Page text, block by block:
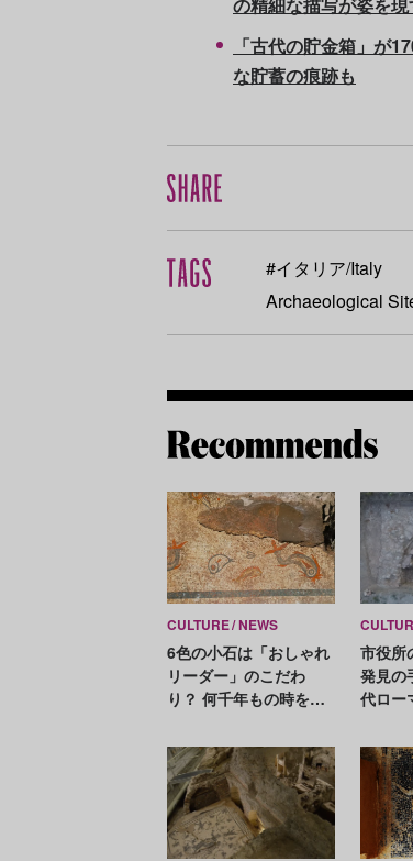
「古代の貯金箱」が
な貯蓄の痕跡も
#イタリア/Italy
Archaeological
CULTURE NEWS
6色の小石は「おしゃれ
リーダー」のこだわ
り？ 何千年もの時を経
ク画を発見
市役所
発見の
代ロー